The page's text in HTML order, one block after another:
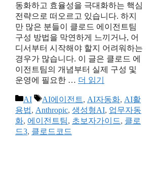
동화하고 효율성을 극대화하는 핵심
전략으로 떠오르고 있습니다. 하지
만 많은 분들이 클로드 에이전트팀
구성 방법을 막연하게 느끼거나, 어
디서부터 시작해야 할지 어려워하는
경우가 많습니다. 이 글은 클로드 에
이전트팀의 개념부터 실제 구성 및
운영에 필요한 … 더 읽기
카
테
고
리
AI
태
그
AI에이전트, AI자동화, AI활
용법, Anthropic, 생성형AI, 업무자동
화, 에이전트팀, 초보자가이드, 클로
드3, 클로드코드